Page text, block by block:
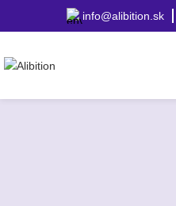
info@alibition.sk